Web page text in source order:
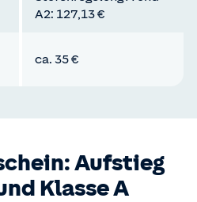
A2: 127,13 €
ca. 35 €
Aufstieg
Klasse A